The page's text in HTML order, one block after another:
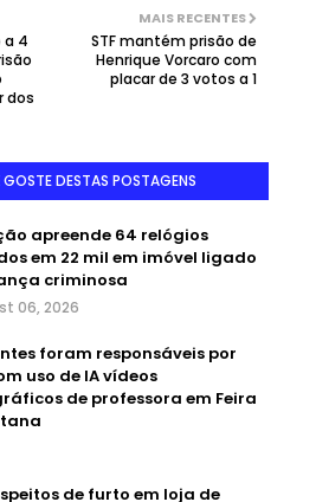
MAIS RECENTES
STF mantém prisão de
Henrique Vorcaro com
placar de 3 votos a 1
a 4
dos
DESTAS POSTAGENS
apreende 64 relógios
em 22 mil em imóvel ligado
criminosa
06, 2026
foram responsáveis por
uso de IA vídeos
de professora em Feira
de furto em loja de